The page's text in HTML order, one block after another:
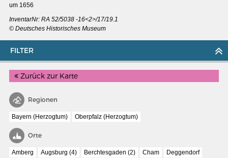
MERIAN'S GERMANY 1642 - 1654
Interaktive Karte
Image gallery
FILTER
Zurück zur Karte
Regionen
Bayern (Herzogtum) Oberpfalz (Herzogtum)
Orte
Amberg Augsburg (4) Berchtesgaden (2) Cham Deggendorf
um 1656
InventarNr: RA 52/5038 -16<2>/17/19.1
© Deutsches Historisches Museum